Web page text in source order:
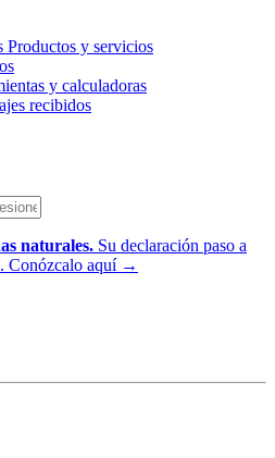
Productos y servicios
y calculadoras
recibidos
naturales. Su declaración paso a
Conózcalo aquí →